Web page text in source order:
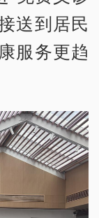
送到居民
服务更趋